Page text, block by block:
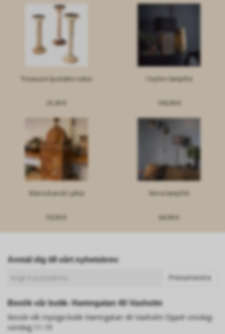
Treasure ljustake natur
25,90 €
Ceylon lampfot
109,90 €
Marockansk Lykta
59,00 €
Nora lampfot
64,90 €
Anmäl dig till vårt nyhetsbrev
Prenumerera
Besök vår butik- Hamngatan 40 Vaxholm
Besök vår mysiga butik Hamngatan 40 Vaxholm Öppet onsdag-
söndag 11-19